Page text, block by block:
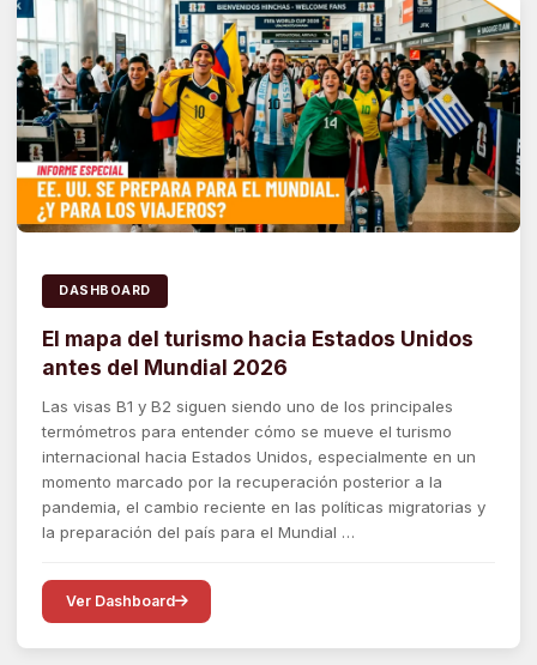
DASHBOARD
El mapa del turismo hacia Estados Unidos
antes del Mundial 2026
Las visas B1 y B2 siguen siendo uno de los principales
termómetros para entender cómo se mueve el turismo
internacional hacia Estados Unidos, especialmente en un
momento marcado por la recuperación posterior a la
pandemia, el cambio reciente en las políticas migratorias y
la preparación del país para el Mundial …
Ver Dashboard